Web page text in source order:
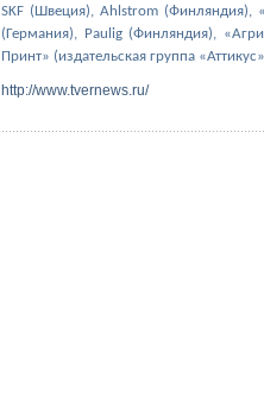
SKF (Швеция), Ahlstrom (Финляндия),
(Германия), Paulig (Финляндия),
Принт» (издательская группа
http://www.tvernews.ru/